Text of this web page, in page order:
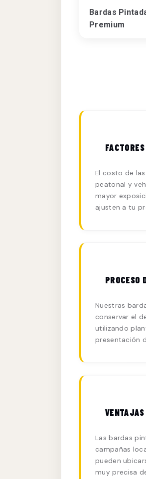
Bardas
Premium
El costo de
peatonal y
mayor
ajusten a tu
PROCESO
Nuestras
conservar el
utilizando
presentación
VENTAJAS
Las bardas
campañas
pueden
muy precisa